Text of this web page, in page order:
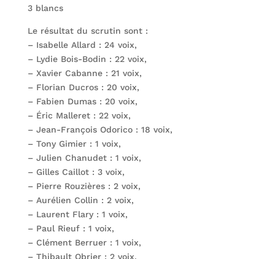
3 blancs
Le résultat du scrutin sont :
– Isabelle Allard : 24 voix,
– Lydie Bois-Bodin : 22 voix,
– Xavier Cabanne : 21 voix,
– Florian Ducros : 20 voix,
– Fabien Dumas : 20 voix,
– Éric Malleret : 22 voix,
– Jean-François Odorico : 18 voix,
– Tony Gimier : 1 voix,
– Julien Chanudet : 1 voix,
– Gilles Caillot : 3 voix,
– Pierre Rouzières : 2 voix,
– Aurélien Collin : 2 voix,
– Laurent Flary : 1 voix,
– Paul Rieuf : 1 voix,
– Clément Berruer : 1 voix,
– Thibault Obrier : 2 voix,